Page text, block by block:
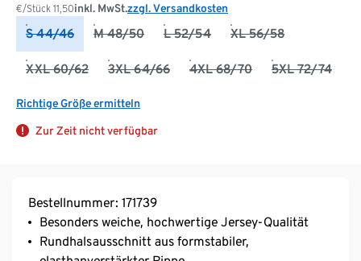
€/Stück 11,50inkl. MwSt.zzgl. Versandkosten
S 44/46 M 48/50 L 52/54 XL 56/58
XXL 60/62 3XL 64/66 4XL 68/70 5XL 72/74
Richtige Größe ermitteln
Zur Zeit nicht verfügbar
Bestellnummer: 171739
Besonders weiche, hochwertige Jersey-Qualität
Rundhalsausschnitt aus formstabiler,